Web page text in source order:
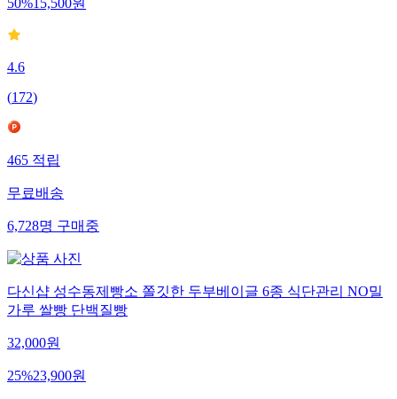
50%15,500원
4.6
(172)
465적립
무료배송
6,728명구매중
다신샵 성수동제빵소 쫄깃한 두부베이글 6종 식단관리 NO밀
가루 쌀빵 단백질빵
32,000원
25%23,900원